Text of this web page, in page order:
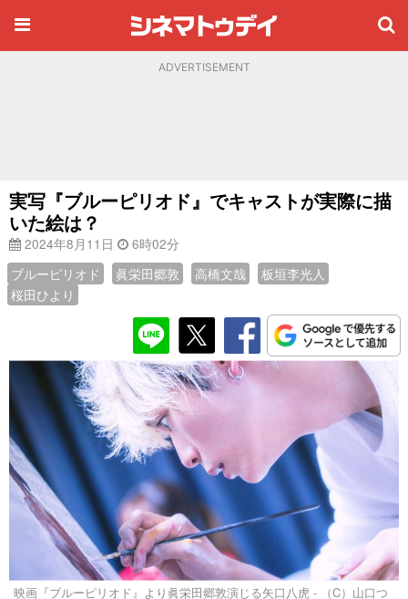
ADVERTISEMENT
実写『ブルーピリオド』でキャストが実際に描
いた絵は？
2024年8月11日
6時02分
ブルーピリオド
眞栄田郷敦 高橋文哉
板垣李光人
桜田ひより
映画『ブルーピリオド』より眞栄田郷敦演じる矢口八虎 - （C）山口つ